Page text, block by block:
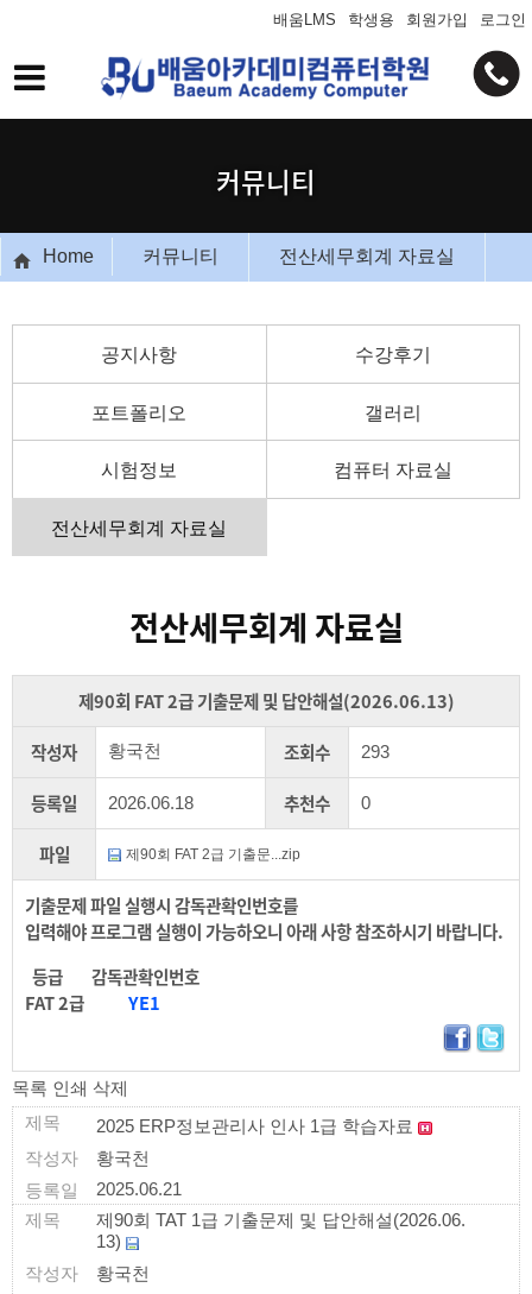
배움LMS 학생용 회원가입 로그인
커뮤니티
Home 커뮤니티 전산세무회계 자료실
공지사항 수강후기
포트폴리오 갤러리
시험정보 컴퓨터 자료실
전산세무회계 자료실
전산세무회계 자료실
제90회 FAT 2급 기출문제 및 답안해설(2026.06.13)
작성자
황국천 조회수 293
등록일 2026.06.18 추천수 0
파일 제90회 FAT 2급 기출문...zip
기출문제 파일 실행시 감독관확인번호를
입력해야 프로그램 실행이 가능하오니 아래 사항 참조하시기 바랍니다.
등급 감독관확인번호
FAT 2급
YE1
목록 인쇄 삭제
2025 ERP정보관리사 인사 1급 학습자료
황국천
2025.06.21
제90회 TAT 1급 기출문제 및 답안해설(2026.06.
13)
황국천